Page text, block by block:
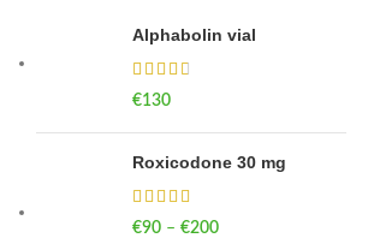
Alphabolin vial
€130
Roxicodone 30 mg
€90 – €200Price range: €90